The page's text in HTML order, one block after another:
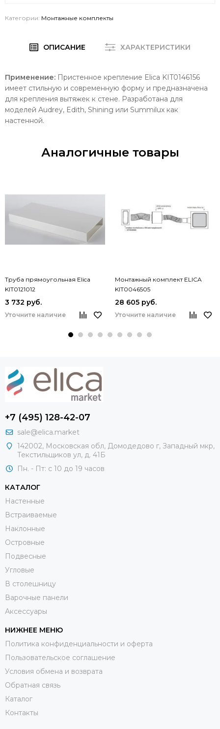
Категории: Монтажные комплекты
ОПИСАНИЕ ХАРАКТЕРИСТИКИ
Применение: Пристенное крепление Elica KIT0146156
имеет стильную и современную форму и предназначена
для крепления вытяжек к стене. Разработана для
моделей Audrey, Edith, Shining или Summilux как
настенной.
Аналогичные товары
Труба прямоугольная Elica
KIT0121012
3 732 руб.
Уточните наличие
Монтажный комплект ELICA
KIT0046505
28 605 руб.
Уточните наличие
+7 (495) 128-42-07
sale@elica.market
142002, Московская обл, Домодедово г, Западный мкр,
Текстильщиков ул, д. 41Б
Пн. - Пт: с 10 до 19 часов
КАТАЛОГ
Настенные
Встраиваемые
Наклонные
Островные
Подвесные
Угловые
В столешницу
Варочные панели
Аксессуары
НИЖНЕЕ МЕНЮ
Политика конфиденциальности и оферта
Пользовательское соглашение
Условия обмена и возврата
Обратная связь
Каталог
Контакты